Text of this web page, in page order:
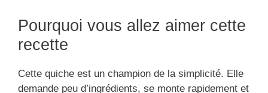
Pourquoi vous allez aimer cette
recette
Cette quiche est un champion de la simplicité. Elle
demande peu d’ingrédients, se monte rapidement et